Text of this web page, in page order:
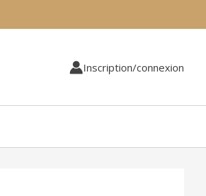
Inscription/connexion